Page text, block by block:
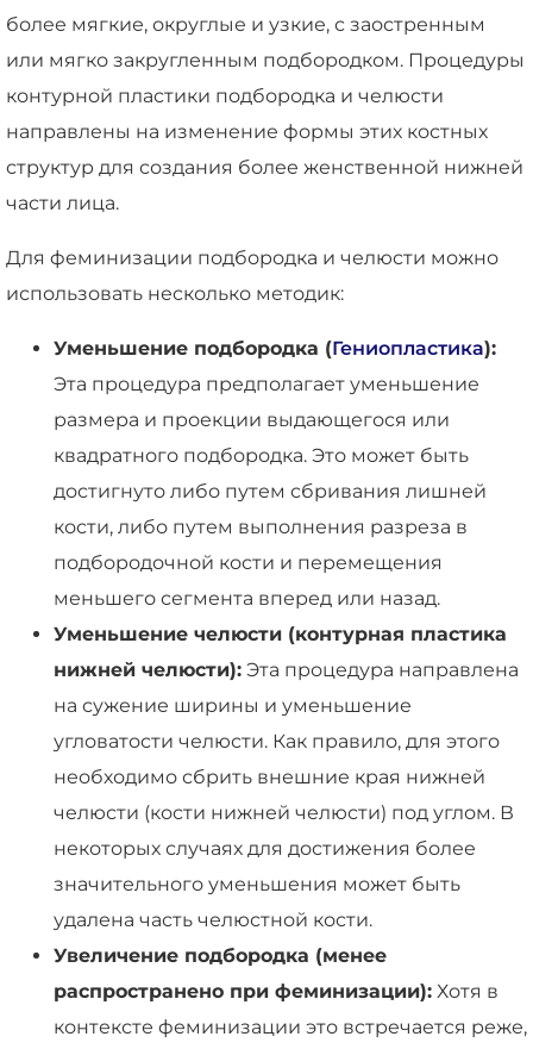
более мягкие, округлые и узкие, с заостренным
или мягко закругленным подбородком. Процедуры
контурной пластики подбородка и челюсти
направлены на изменение формы этих костных
структур для создания более женственной нижней
части лица.
Для феминизации подбородка и челюсти можно
использовать несколько методик:
Уменьшение подбородка (Гениопластика):
Эта процедура предполагает уменьшение
размера и проекции выдающегося или
квадратного подбородка. Это может быть
достигнуто либо путем сбривания лишней
кости, либо путем выполнения разреза в
подбородочной кости и перемещения
меньшего сегмента вперед или назад.
Уменьшение челюсти (контурная пластика
нижней челюсти): Эта процедура направлена
на сужение ширины и уменьшение
угловатости челюсти. Как правило, для этого
необходимо сбрить внешние края нижней
челюсти (кости нижней челюсти) под углом. В
некоторых случаях для достижения более
значительного уменьшения может быть
удалена часть челюстной кости.
Увеличение подбородка (менее
распространено при феминизации): Хотя в
контексте феминизации это встречается реже,